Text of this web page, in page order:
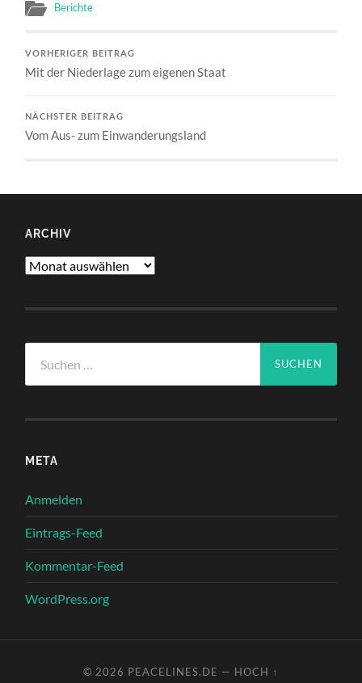
Berichte
VORHERIGER BEITRAG
Mit der Niederlage zum eigenen Staat
NÄCHSTER BEITRAG
Vom Aus- zum Einwanderungsland
ARCHIV
Archiv
nach:
META
Anmelden
Eintrags-Feed
Kommentar-Feed
WordPress.org
© 2026 PEACELINES.DE — HOCH ↑